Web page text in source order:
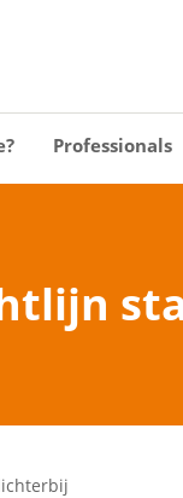
Professionals